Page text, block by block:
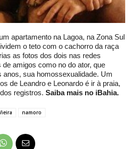
apartamento na Lagoa, na Zona Sul
o teto com o cachorro da raça
as fotos dos dois nas redes
amigos como no do ator, que
anos, sua homossexualidade. Um
de Leandro e Leonardo é ir à praia,
registros. Saiba mais no iBahia.
namoro